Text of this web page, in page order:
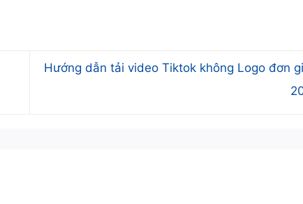
Hướng dẫn tải video Tiktok không Logo đơn